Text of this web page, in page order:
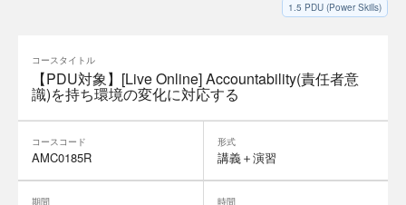
1.5 PDU (Power Skills)
コースタイトル
【PDU対象】[Live Online] Accountability(責任者意
識)を持ち環境の変化に対応する
コースコード
AMC0185R
形式
講義＋演習
期間 時間